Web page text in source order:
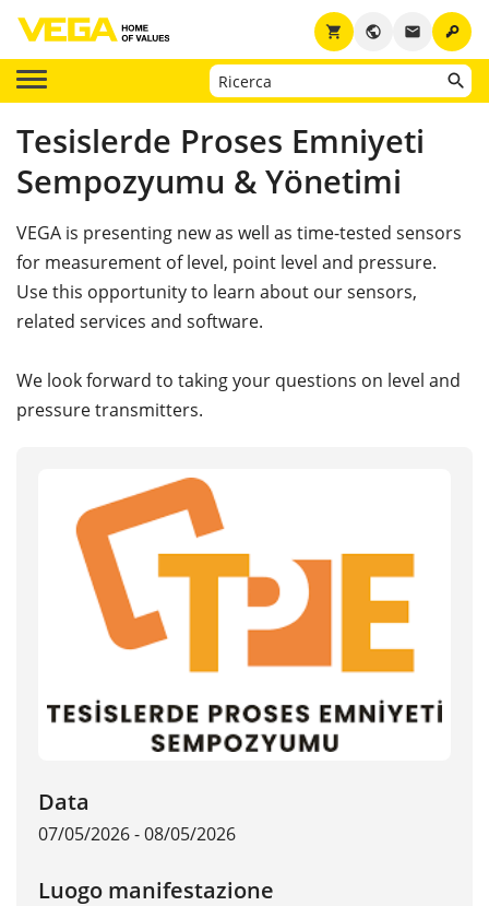
key
email
public
shopping_cart
Tesislerde Proses Emniyeti
Sempozyumu & Yönetimi
VEGA is presenting new as well as time-tested sensors
for measurement of level, point level and pressure.
Use this opportunity to learn about our sensors,
related services and software.
We look forward to taking your questions on level and
pressure transmitters.
Data
07/05/2026 - 08/05/2026
Luogo manifestazione